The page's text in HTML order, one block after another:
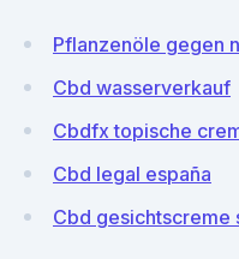
Pflanzenöle gegen
Cbd wasserverkauf
Cbdfx topische
Cbd legal españa
Cbd gesichtscreme